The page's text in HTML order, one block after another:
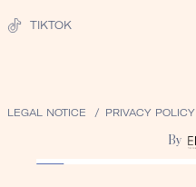
TIKTOK
LEGAL NOTICE PRIVACY POLICY
By